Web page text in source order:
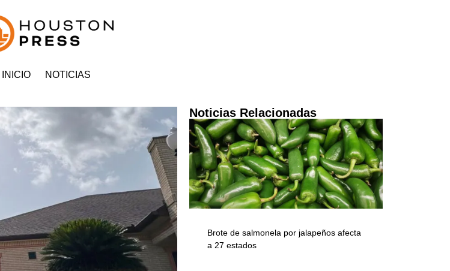
INICIO NOTICIAS
Noticias Relacionadas
Brote de salmonela por jalapeños afecta
a 27 estados